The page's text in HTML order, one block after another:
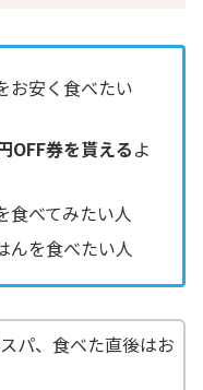
お安く食べたい
OFF券を貰えるよ
食べてみたい人
んを食べたい人
パ、食べた直後はお